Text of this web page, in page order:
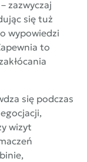
zazwyczaj
się tuż
wypowiedzi
to
się podczas
wizyt